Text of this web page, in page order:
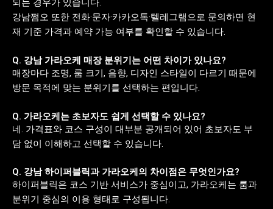
되는 경우가 있습니다.
강남쩜오 또한 전화·문자·카카오톡·텔레그램으로 문의하면 현
재 기준 가격과 예약 가능 여부를 확인할 수 있습니다.
Q. 강남 가라오케 매장 분위기는 어떤 차이가 있나요?
매장마다 조명, 룸 크기, 음향, 디자인 스타일이 다르기 때문에
방문 목적에 맞는 분위기를 선택하는 편입니다.
Q. 가라오케는 초보자도 쉽게 선택할 수 있나요?
네. 가격표와 코스 구성이 대부분 공개되어 있어 초보자도 부
담 없이 이해하고 선택할 수 있습니다.
Q. 강남 하이퍼블릭과 가라오케의 차이점은 무엇인가요?
하이퍼블릭은 코스 기반 서비스가 중심이고, 가라오케는 룸과
분위기 중심의 이용 형태로 구성됩니다.